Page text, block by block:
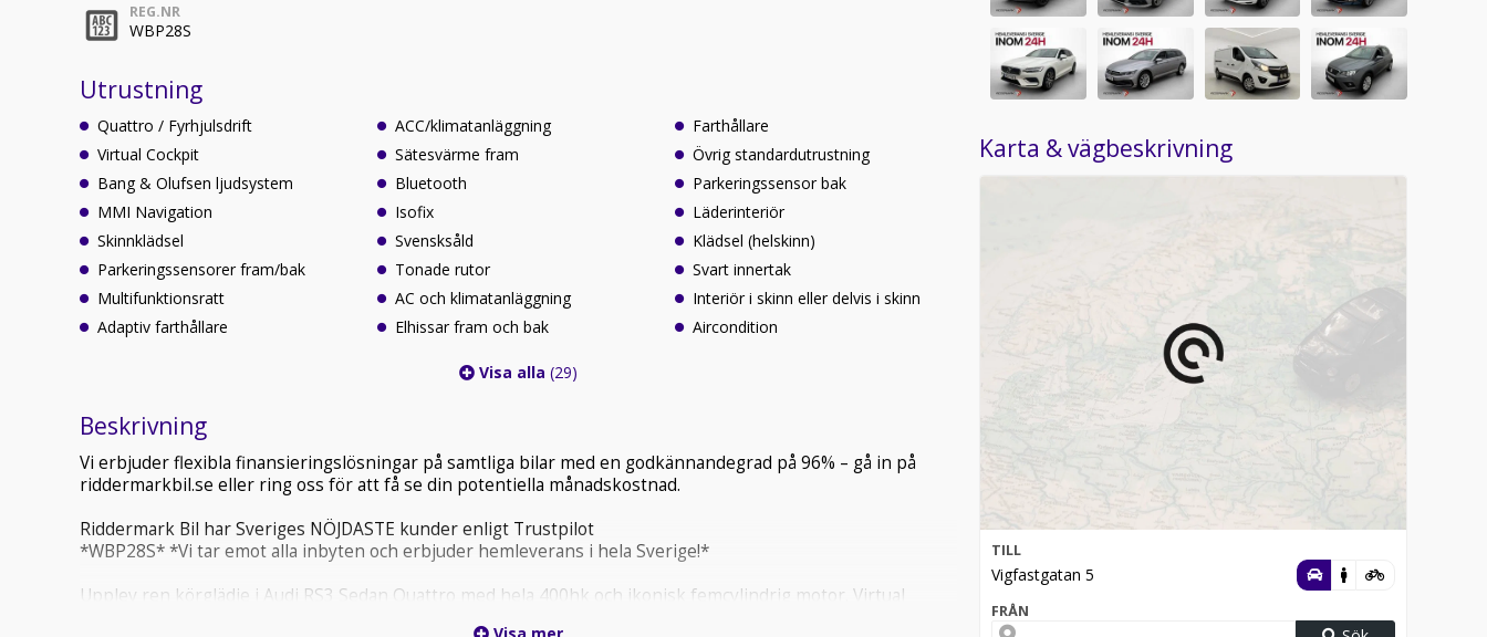
REG.NR
WBP28S
Utrustning
Quattro / Fyrhjulsdrift
Virtual Cockpit
Bang & Olufsen ljudsystem
MMI Navigation
Skinnklädsel
Parkeringssensorer fram/bak
Multifunktionsratt
Adaptiv farthållare
ACC/klimatanläggning
Sätesvärme fram
Bluetooth
Isofix
Svensksåld
Tonade rutor
AC och klimatanläggning
Elhissar fram och bak
Farthållare
Övrig standardutrustning
Parkeringssensor bak
Läderinteriör
Klädsel (helskinn)
Svart innertak
Interiör i skinn eller delvis i skinn
Aircondition
Visa alla(29)
Beskrivning
Vi erbjuder flexibla finansieringslösningar på samtliga bilar med en godkännandegrad på 96% – gå in på
riddermarkbil.se eller ring oss för att få se din potentiella månadskostnad.
Riddermark Bil har Sveriges NÖJDASTE kunder enligt Trustpilot
*WBP28S* *Vi tar emot alla inbyten och erbjuder hemleverans i hela Sverige!*
Upplev ren körglädje i Audi RS3 Sedan Quattro med hela 400hk och ikonisk femcylindrig motor. Virtual
Karta & vägbeskrivning
TILL
Vigfastgatan 5
FRÅN